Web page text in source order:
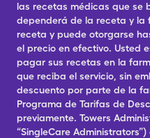
las recetas médicas que se
dependerá de la receta y la
receta y puede otorgarse
el precio en efectivo. Usted
pagar sus recetas en la
que reciba el servicio, sin
descuento por parte de la
Programa de Tarifas de
previamente. Towers
“SingleCare